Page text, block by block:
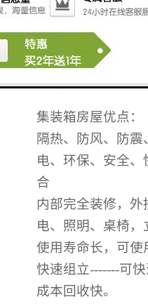
造型美观：房屋
外均为彩色装饰钢
果，设计与彩色调
使用：运输方便
集装箱房屋优点：
隔热、防风、防
电、环保、安全、
合
内部完全装修，外
电、照明、桌椅，
使用寿命长，可使
快速组立-------可
成本回收快。